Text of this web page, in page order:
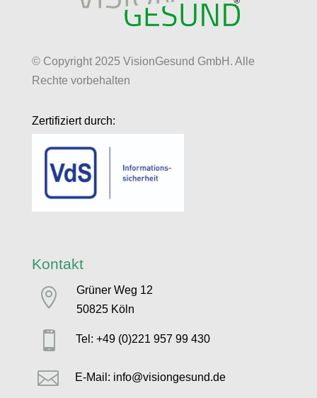
© Copyright 2025 VisionGesund GmbH. Alle
Rechte vorbehalten
Zertifiziert durch:
Kontakt

Grüner Weg 12
50825 Köln
 Tel: +49 (0)221 957 99 430
 E-Mail: info@visiongesund.de